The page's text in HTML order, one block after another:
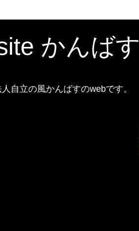
かんばす
立の風かんばすのwebです。